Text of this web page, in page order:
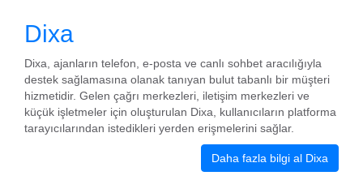
Dixa
Dixa, ajanların telefon, e-posta ve canlı sohbet aracılığıyla
destek sağlamasına olanak tanıyan bulut tabanlı bir müşteri
hizmetidir. Gelen çağrı merkezleri, iletişim merkezleri ve
küçük işletmeler için oluşturulan Dixa, kullanıcıların platforma
tarayıcılarından istedikleri yerden erişmelerini sağlar.
Daha fazla bilgi al Dixa